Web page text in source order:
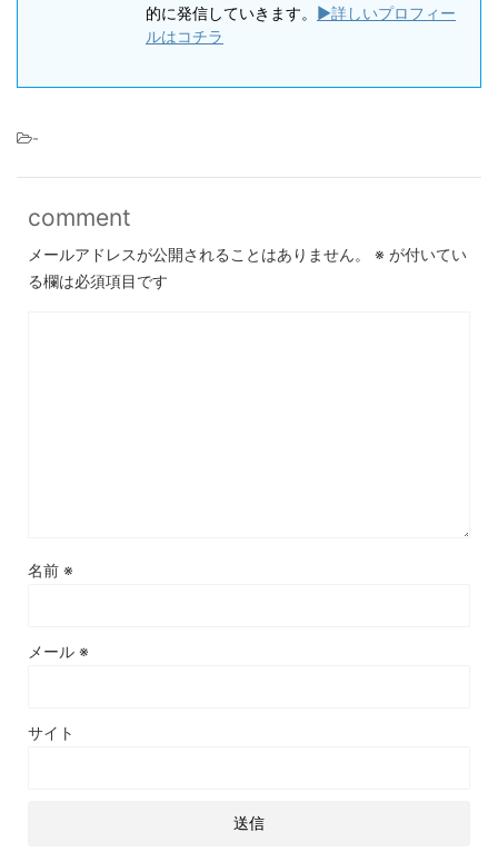
的に発信していきます。 ▶詳しいプロフィー
ルはコチラ
-
comment
メールアドレスが公開されることはありません。 ※ が付いてい
る欄は必須項目です
名前 ※
メール ※
サイト